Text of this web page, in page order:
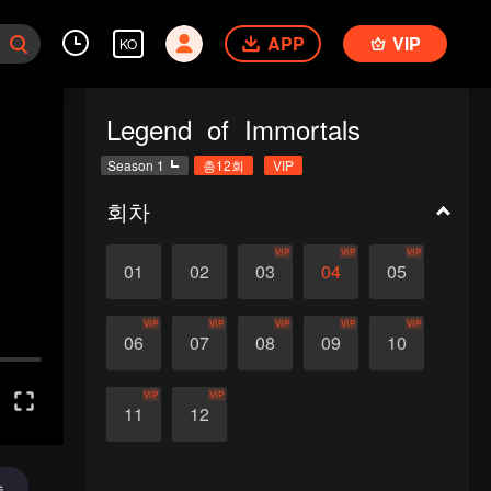
KO APP VIP
Legend of Immortals
Season 1 총12회 VIP
회차
01 02 03
VIP
04
VIP
05
VIP
06
VIP
07
VIP
08
VIP
09
VIP
10
VIP
11
VIP
12
VIP